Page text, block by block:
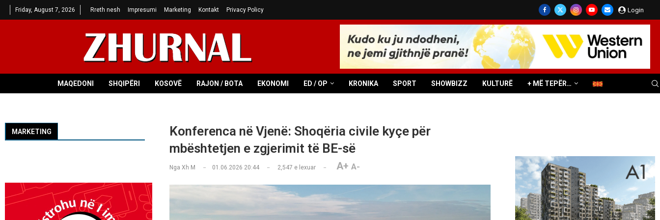
Friday, August 7, 2026 Rreth nesh Impresumi Marketing Kontakt Privacy Policy Login
MAQEDONI SHQIPËRI KOSOVË RAJON / BOTA EKONOMI ED / OP KRONIKA SPORT SHOWBIZZ KULTURË + MË TEPËR…
Konferenca në Vjenë: Shoqëria civile kyçe për
mbështetjen e zgjerimit të BE-së
Nga Xh M 01.06.2026 20:44 2,547 e lexuar A+ A-
MARKETING